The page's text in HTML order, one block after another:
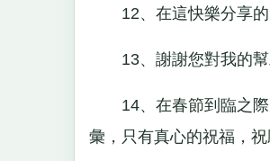
12、在這快樂分享的
13、謝謝您對我的幫
14、在春節到臨之際
彙，只有真心的祝福，祝